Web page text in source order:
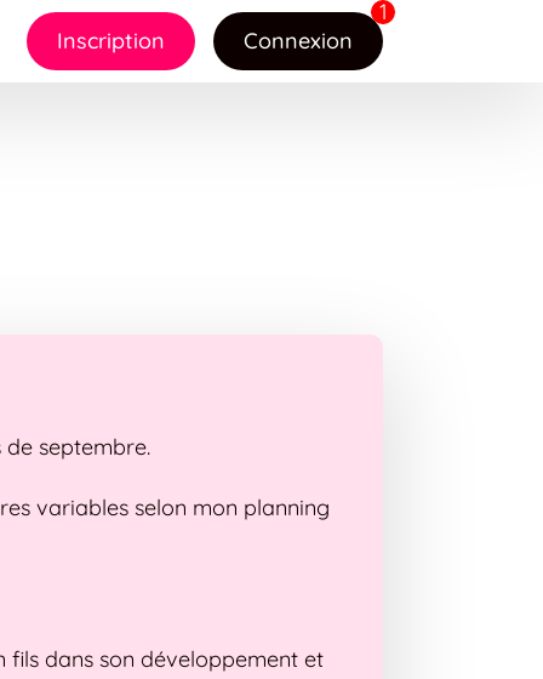
Inscription Connexion
de septembre.
variables selon mon planning
fils dans son développement et